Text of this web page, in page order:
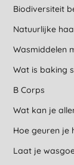
Biodiversiteit
Natuurlijke
Wasmiddelen
Wat is baking
B Corps
Wat kan je
Hoe geuren je
Laat je